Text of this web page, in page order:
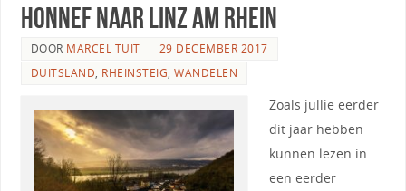
Honnef naar Linz am Rhein
DOOR MARCEL TUIT
29 DECEMBER 2017
DUITSLAND, RHEINSTEIG,WANDELEN
Zoals jullie eerder
dit jaar hebben
kunnen lezen in
een eerder